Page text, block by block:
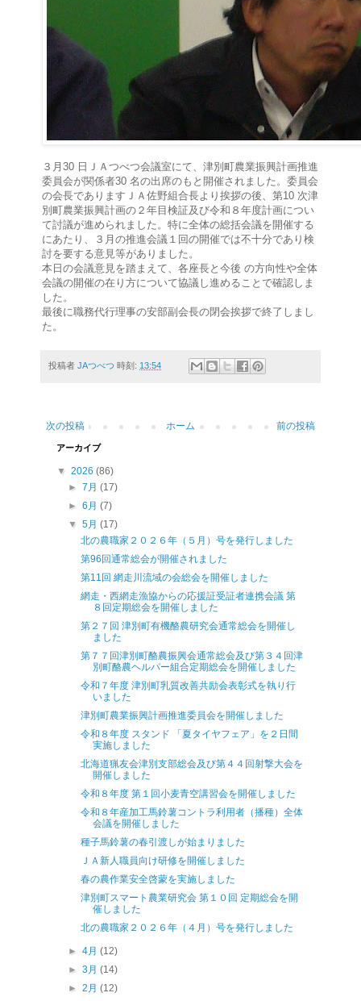
３月30 日ＪＡつべつ会議室にて、津別町農業振興計画推進
委員会が関係者30 名の出席のもと開催されました。委員会
の会長でありますＪＡ佐野組合長より挨拶の後、第10 次津
別町農業振興計画の２年目検証及び令和８年度計画につい
て討議が進められました。特に全体の総括会議を開催する
にあたり、３月の推進会議１回の開催では不十分であり検
討を要する意見等がありました。
本日の会議意見を踏まえて、各座長と今後 の方向性や全体
会議の開催の在り方について協議し進めることで確認しま
した。
最後に職務代行理事の安部副会長の閉会挨拶で終了しまし
た。
投稿者 JAつべつ 時刻: 13:54
次の投稿 前の投稿
ホーム
アーカイブ
▼ 2026 (86)
►7月(17)
►6月(7)
▼5月(17)
北の農職家２０２６年（５月）号を発行しました
第96回通常総会が開催されました
第11回 網走川流域の会総会を開催しました
網走・西網走漁協からの応援証受証者連携会議 第
８回定期総会を開催しました
第２７回 津別町有機酪農研究会通常総会を開催し
ました
第７７回津別町酪農振興会通常総会及び第３４回津
別町酪農ヘルパー組合定期総会を開催しました
令和７年度 津別町乳質改善共励会表彰式を執り行
いました
津別町農業振興計画推進委員会を開催しました
令和８年度 スタンド 「夏タイヤフェア」を２日間
実施しました
北海道猟友会津別支部総会及び第４４回射撃大会を
開催しました
令和８年度 第１回小麦青空講習会を開催しました
令和８年産加工馬鈴薯コントラ利用者（播種）全体
会議を開催しました
種子馬鈴薯の春引渡しが始まりました
ＪＡ新人職員向け研修を開催しました
春の農作業安全啓蒙を実施しました
津別町スマート農業研究会 第１０回 定期総会を開
催しました
北の農職家２０２６年（４月）号を発行しました
►4月(12)
►3月(14)
►2月(12)